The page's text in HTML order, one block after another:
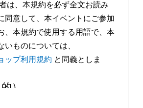
は、本規約を必ず全文お読み
同意して、本イベントにご参加
、本規約で使用する用語で、本
いものについては、
ップ利用規約 と同義としま
）